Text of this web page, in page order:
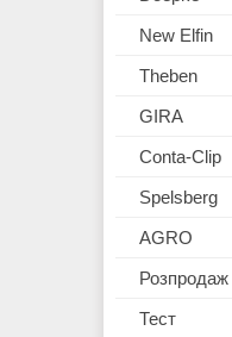
New Elfin
Theben
GIRA
Conta-Clip
Spelsberg
AGRO
Розпродаж
Тест